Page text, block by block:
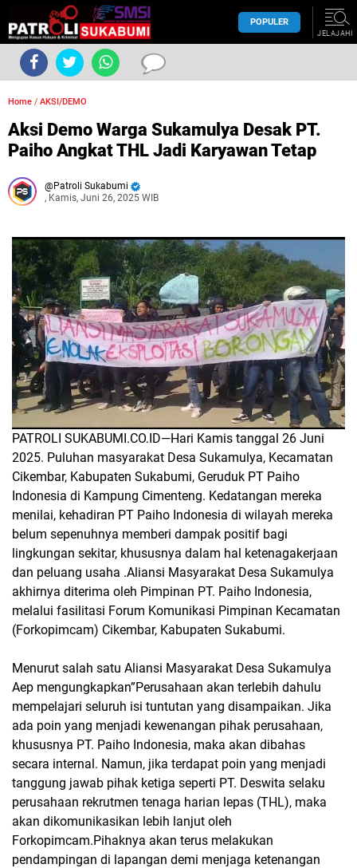
POPULER
JELAJAHI
Home / AKSI/DEMO
Aksi Demo Warga Sukamulya Desak PT.
Paiho Angkat THL Jadi Karyawan Tetap
Patroli Sukabumi
, Kamis, Juni 26, 2025 WIB
PATROLI SUKABUMI.CO.ID—Hari Kamis tanggal 26 Juni
2025. Puluhan masyarakat Desa Sukamulya, Kecamatan
Cikembar, Kabupaten Sukabumi, Geruduk PT Paiho
Indonesia di Kampung Cimenteng. Kedatangan mereka
menilai, kehadiran PT Paiho Indonesia di wilayah mereka
belum sepenuhnya memberi dampak positif bagi
lingkungan sekitar, khususnya dalam hal ketenagakerjaan
dan peluang usaha .Aliansi Masyarakat Desa Sukamulya
akhirnya diterima oleh Pimpinan PT. Paiho Indonesia,
melalui fasilitasi Forum Komunikasi Pimpinan Kecamatan
(Forkopimcam) Cikembar, Kabupaten Sukabumi.
Menurut salah satu Aliansi Masyarakat Desa Sukamulya
Aep mengungkapkan”Perusahaan akan terlebih dahulu
mempelajari seluruh isi tuntutan yang disampaikan. Jika
ada poin yang menjadi kewenangan pihak perusahaan,
khususnya PT. Paiho Indonesia, maka akan dibahas
secara internal. Namun, jika terdapat poin yang menjadi
tanggung jawab pihak ketiga seperti PT. Deswita selaku
perusahaan rekrutmen tenaga harian lepas (THL), maka
akan dikomunikasikan lebih lanjut oleh
Forkopimcam.Pihaknya akan terus melakukan
pendampingan di lapangan demi menjaga ketenangan